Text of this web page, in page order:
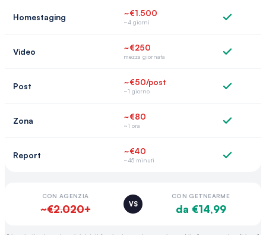
Homestaging ~€1.500
~4 giorni
Video ~€250
mezza giornata
Post ~€50/post
~1 giorno
Zona ~€80
~1 ora
Report ~€40
~45 minuti
CON AGENZIA
~€2.020+ VS
CON GETNEARME
da €14,99